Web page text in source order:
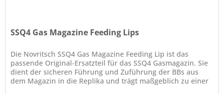
SSQ4 Gas Magazine Feeding Lips
Die Novritsch SSQ4 Gas Magazine Feeding Lip ist das
passende Original-Ersatzteil für das SSQ4 Gasmagazin. Sie
dient der sicheren Führung und Zuführung der BBs aus
dem Magazin in die Replika und trägt maßgeblich zu einer